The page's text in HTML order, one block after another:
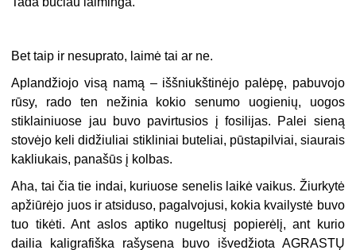
Bet taip ir nesuprato, laimė tai ar ne.
Aplandžiojo visą namą – iššniukštinėjo palėpę, pabuvojo
rūsy, rado ten nežinia kokio senumo uogienių, uogos
stiklainiuose jau buvo pavirtusios į fosilijas. Palei sieną
stovėjo keli didžiuliai stikliniai buteliai, pūstapilviai, siaurais
kakliukais, panašūs į kolbas.
Aha, tai čia tie indai, kuriuose senelis laikė vaikus. Žiurkytė
apžiūrėjo juos ir atsiduso, pagalvojusi, kokia kvailystė buvo
tuo tikėti. Ant aslos aptiko nugeltusį popierėlį, ant kurio
dailia kaligrafiška rašysena buvo išvedžiota AGRASTŲ